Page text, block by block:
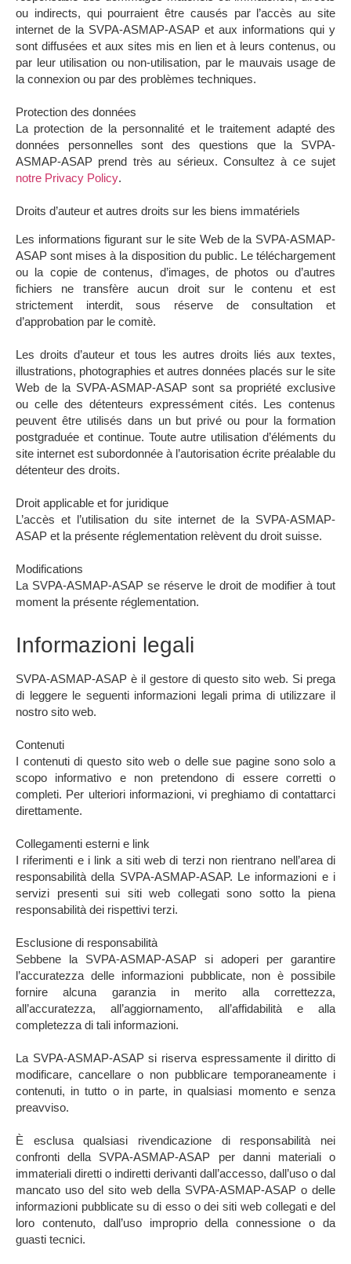
ou indirects, qui pourraient être causés par l’accès au site
internet de la SVPA-ASMAP-ASAP et aux informations qui y
sont diffusées et aux sites mis en lien et à leurs contenus, ou
par leur utilisation ou non-utilisation, par le mauvais usage de
la connexion ou par des problèmes techniques.
Protection des données
La protection de la personnalité et le traitement adapté des
données personnelles sont des questions que la SVPA-
ASMAP-ASAP prend très au sérieux. Consultez à ce sujet
notre Privacy Policy.
Droits d’auteur et autres droits sur les biens immatériels
Les informations figurant sur le site Web de la SVPA-ASMAP-
ASAP sont mises à la disposition du public. Le téléchargement
ou la copie de contenus, d’images, de photos ou d’autres
fichiers ne transfère aucun droit sur le contenu et est
strictement interdit, sous réserve de consultation et
d’approbation par le comitè.
Les droits d’auteur et tous les autres droits liés aux textes,
illustrations, photographies et autres données placés sur le site
Web de la SVPA-ASMAP-ASAP sont sa propriété exclusive
ou celle des détenteurs expressément cités. Les contenus
peuvent être utilisés dans un but privé ou pour la formation
postgraduée et continue. Toute autre utilisation d’éléments du
site internet est subordonnée à l’autorisation écrite préalable du
détenteur des droits.
Droit applicable et for juridique
L’accès et l’utilisation du site internet de la SVPA-ASMAP-
ASAP et la présente réglementation relèvent du droit suisse.
Modifications
La SVPA-ASMAP-ASAP se réserve le droit de modifier à tout
moment la présente réglementation.
Informazioni legali
SVPA-ASMAP-ASAP è il gestore di questo sito web. Si prega
di leggere le seguenti informazioni legali prima di utilizzare il
nostro sito web.
Contenuti
I contenuti di questo sito web o delle sue pagine sono solo a
scopo informativo e non pretendono di essere corretti o
completi. Per ulteriori informazioni, vi preghiamo di contattarci
direttamente.
Collegamenti esterni e link
I riferimenti e i link a siti web di terzi non rientrano nell’area di
responsabilità della SVPA-ASMAP-ASAP. Le informazioni e i
servizi presenti sui siti web collegati sono sotto la piena
responsabilità dei rispettivi terzi.
Esclusione di responsabilità
Sebbene la SVPA-ASMAP-ASAP si adoperi per garantire
l’accuratezza delle informazioni pubblicate, non è possibile
fornire alcuna garanzia in merito alla correttezza,
all’accuratezza, all’aggiornamento, all’affidabilità e alla
completezza di tali informazioni.
La SVPA-ASMAP-ASAP si riserva espressamente il diritto di
modificare, cancellare o non pubblicare temporaneamente i
contenuti, in tutto o in parte, in qualsiasi momento e senza
preavviso.
È esclusa qualsiasi rivendicazione di responsabilità nei
confronti della SVPA-ASMAP-ASAP per danni materiali o
immateriali diretti o indiretti derivanti dall’accesso, dall’uso o dal
mancato uso del sito web della SVPA-ASMAP-ASAP o delle
informazioni pubblicate su di esso o dei siti web collegati e del
loro contenuto, dall’uso improprio della connessione o da
guasti tecnici.